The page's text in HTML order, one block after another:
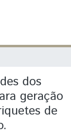
dos
geração
de